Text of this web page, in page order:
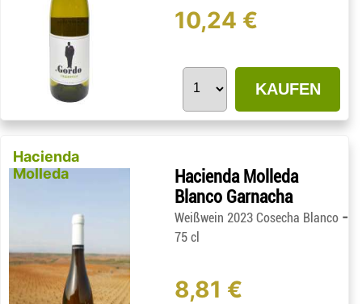
10,24 €
KAUFEN
Hacienda
Molleda
Hacienda Molleda
Blanco Garnacha
Weißwein 2023 Cosecha Blanco -
75 cl
8,81 €